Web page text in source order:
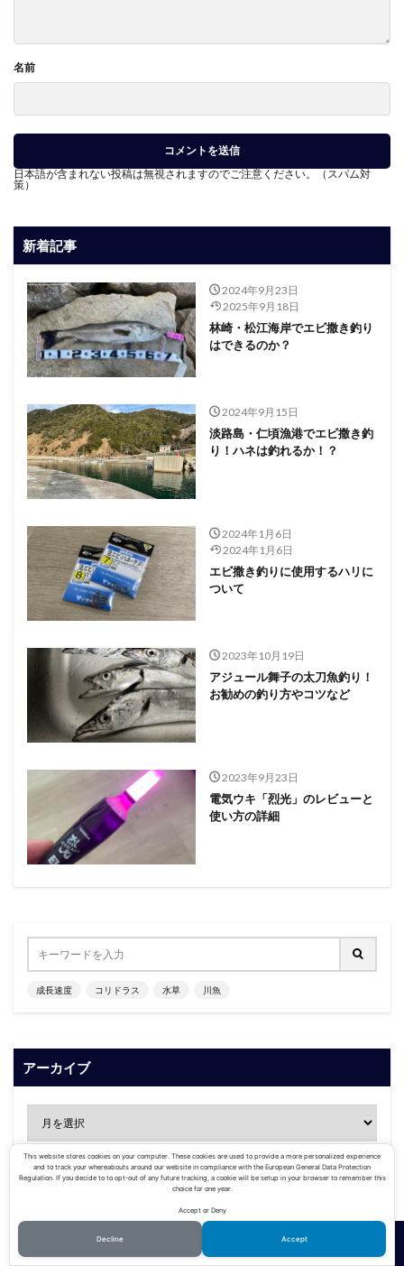
名前
日本語が含まれない投稿は無視されますのでご注意ください。（スパム対
策）
新着記事
2024年9月23日
2025年9月18日
林崎・松江海岸でエビ撒き釣り
はできるのか？
2024年9月15日
淡路島・仁頃漁港でエビ撒き釣
り！ハネは釣れるか！？
2024年1月6日
2024年1月6日
エビ撒き釣りに使用するハリに
ついて
2023年10月19日
アジュール舞子の太刀魚釣り！
お勧めの釣り方やコツなど
2023年9月23日
電気ウキ「烈光」のレビューと
使い方の詳細
成長速度 コリドラス 水草 川魚
アーカイブ
This website stores cookies on your computer. These cookies are used to provide a more personalized experience
and to track your whereabouts around our website in compliance with the European General Data Protection
Regulation. If you decide to to opt-out of any future tracking, a cookie will be setup in your browser to remember this
choice for one year.
Accept or Deny
Decline Accept